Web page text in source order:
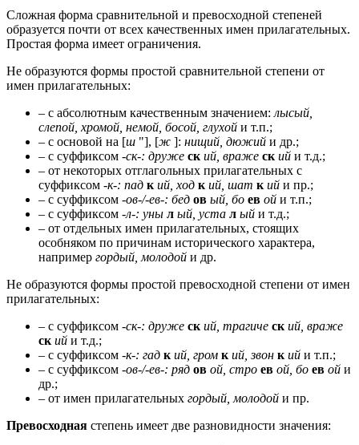
Сложная форма сравнительной и превосходной степеней
образуется почти от всех качественных имен прилагательных.
Простая форма имеет ограничения.
Не образуются формы простой сравнительной степени от
имен прилагательных:
– с абсолютным качественным значением: лысый,
слепой, хромой, немой, босой, глухой и т.п.;
– с основой на [ш "], [ж ]: нищий, дюжий и др.;
– с суффиксом -ск-: друже ск ий, враже ск ий и т.д.;
– от некоторых отглагольных прилагательных с
суффиксом -к-: пад к ий, ход к ий, шат к ий и пр.;
– с суффиксом -ов-/-ев-: бед ов ый, бо ев ой и т.п.;
– с суффиксом -л-: уны л ый, уста л ый и т.д.;
– от отдельных имен прилагательных, стоящих
особняком по причинам исторического характера,
например гордый, молодой и др.
Не образуются формы простой превосходной степени от имен
прилагательных:
– с суффиксом -ск-: друже ск ий, трагиче ск ий, враже
ск ий и т.д.;
– с суффиксом -к-: гад к ий, гром к ий, звон к ий и т.п.;
– с суффиксом -ов-/-ев-: ряд ов ой, стро ев ой, бо ев ой и
др.;
– от имен прилагательных гордый, молодой и пр.
Превосходная степень имеет две разновидности значения: